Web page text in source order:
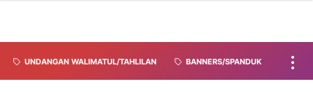
UNDANGAN WALIMATUL/TAHLILAN BANNERS/SPANDUK